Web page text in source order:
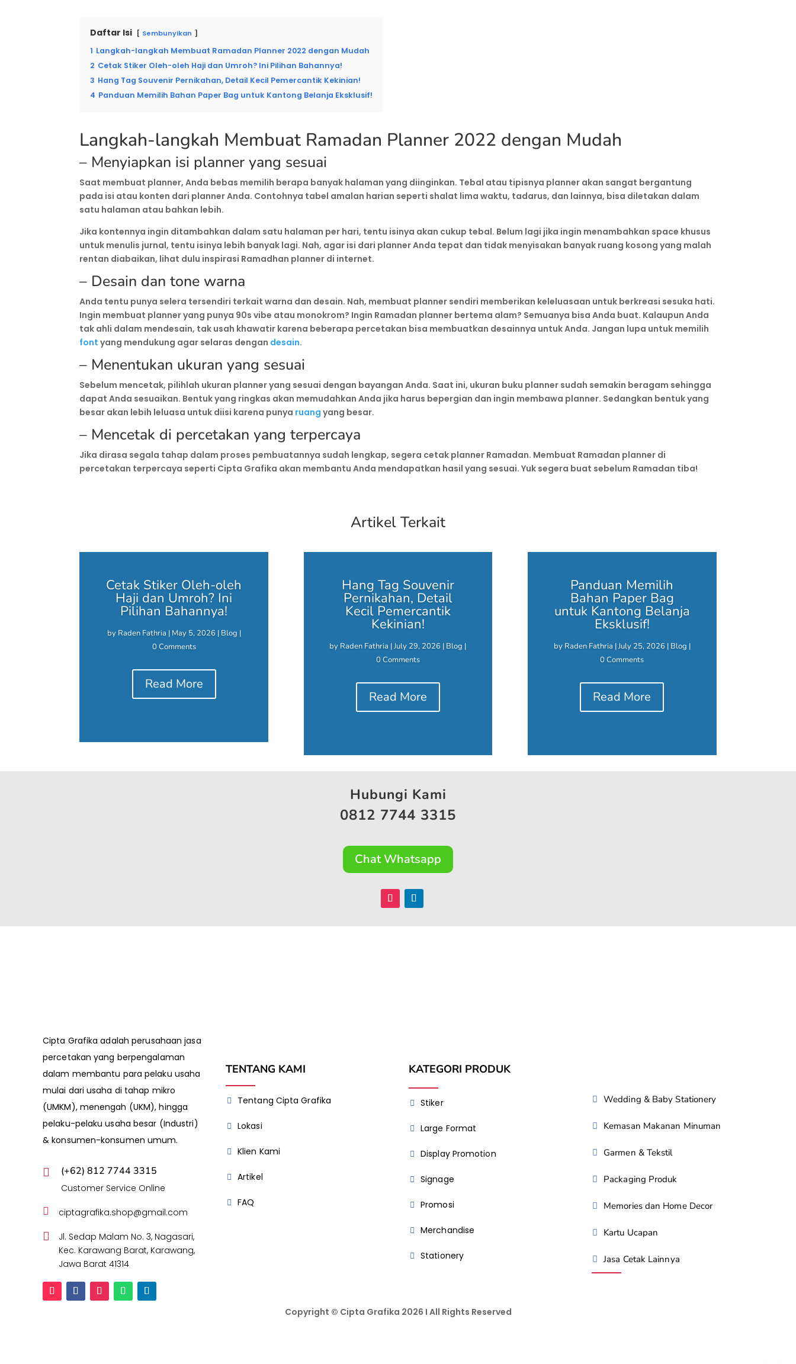
Daftar Isi Sembunyikan
1 Langkah-langkah Membuat Ramadan Planner 2022 dengan Mudah
2 Cetak Stiker Oleh-oleh Haji dan Umroh? Ini Pilihan Bahannya!
3 Hang Tag Souvenir Pernikahan, Detail Kecil Pemercantik Kekinian!
4 Panduan Memilih Bahan Paper Bag untuk Kantong Belanja Eksklusif!
Langkah-langkah Membuat Ramadan Planner 2022 dengan Mudah
– Menyiapkan isi planner yang sesuai
Saat membuat planner, Anda bebas memilih berapa banyak halaman yang diinginkan. Tebal atau tipisnya planner akan sangat bergantung
pada isi atau konten dari planner Anda. Contohnya tabel amalan harian seperti shalat lima waktu, tadarus, dan lainnya, bisa diletakan dalam
satu halaman atau bahkan lebih.
Jika kontennya ingin ditambahkan dalam satu halaman per hari, tentu isinya akan cukup tebal. Belum lagi jika ingin menambahkan space khusus
untuk menulis jurnal, tentu isinya lebih banyak lagi. Nah, agar isi dari planner Anda tepat dan tidak menyisakan banyak ruang kosong yang malah
rentan diabaikan, lihat dulu inspirasi Ramadhan planner di internet.
– Desain dan tone warna
Anda tentu punya selera tersendiri terkait warna dan desain. Nah, membuat planner sendiri memberikan keleluasaan untuk berkreasi sesuka hati.
Ingin membuat planner yang punya 90s vibe atau monokrom? Ingin Ramadan planner bertema alam? Semuanya bisa Anda buat. Kalaupun Anda
tak ahli dalam mendesain, tak usah khawatir karena beberapa percetakan bisa membuatkan desainnya untuk Anda. Jangan lupa untuk memilih
font yang mendukung agar selaras dengan desain.
– Menentukan ukuran yang sesuai
Sebelum mencetak, pilihlah ukuran planner yang sesuai dengan bayangan Anda. Saat ini, ukuran buku planner sudah semakin beragam sehingga
dapat Anda sesuaikan. Bentuk yang ringkas akan memudahkan Anda jika harus bepergian dan ingin membawa planner. Sedangkan bentuk yang
besar akan lebih leluasa untuk diisi karena punya ruang yang besar.
– Mencetak di percetakan yang terpercaya
Jika dirasa segala tahap dalam proses pembuatannya sudah lengkap, segera cetak planner Ramadan. Membuat Ramadan planner di
percetakan terpercaya seperti Cipta Grafika akan membantu Anda mendapatkan hasil yang sesuai. Yuk segera buat sebelum Ramadan tiba!
Artikel Terkait
Cetak Stiker Oleh-oleh
Haji dan Umroh? Ini
Pilihan Bahannya!
by Raden Fathria | May 5, 2026 | Blog |
0 Comments
Read More
Hang Tag Souvenir
Pernikahan, Detail
Kecil Pemercantik
Kekinian!
by Raden Fathria |July 29, 2026 | Blog |
0 Comments
Read More
Panduan Memilih
Bahan Paper Bag
untuk Kantong Belanja
Eksklusif!
by Raden Fathria |July 25, 2026 | Blog |
0 Comments
Read More
Hubungi Kami
0812 7744 3315
Chat Whatsapp
Cipta Grafika adalah perusahaan jasa
percetakan yang berpengalaman
dalam membantu para pelaku usaha
mulai dari usaha di tahap mikro
(UMKM), menengah (UKM), hingga
pelaku-pelaku usaha besar (Industri)
& konsumen-konsumen umum.
 (+62) 812 7744 3315
Customer Service Online

ciptagrafika.shop@gmail.com

Jl. Sedap Malam No. 3, Nagasari,
Kec. Karawang Barat, Karawang,
Jawa Barat 41314
TENTANG KAMI
Tentang Cipta Grafika
Lokasi
Klien Kami
Artikel
FAQ
KATEGORI PRODUK
Stiker
Large Format
Display Promotion
Signage
Promosi
Merchandise
Stationery
Wedding & Baby Stationery
Kemasan Makanan Minuman
Garmen & Tekstil
Packaging Produk
Memories dan Home Decor
Kartu Ucapan
Jasa Cetak Lainnya
Copyright © Cipta Grafika 2026 I All Rights Reserved